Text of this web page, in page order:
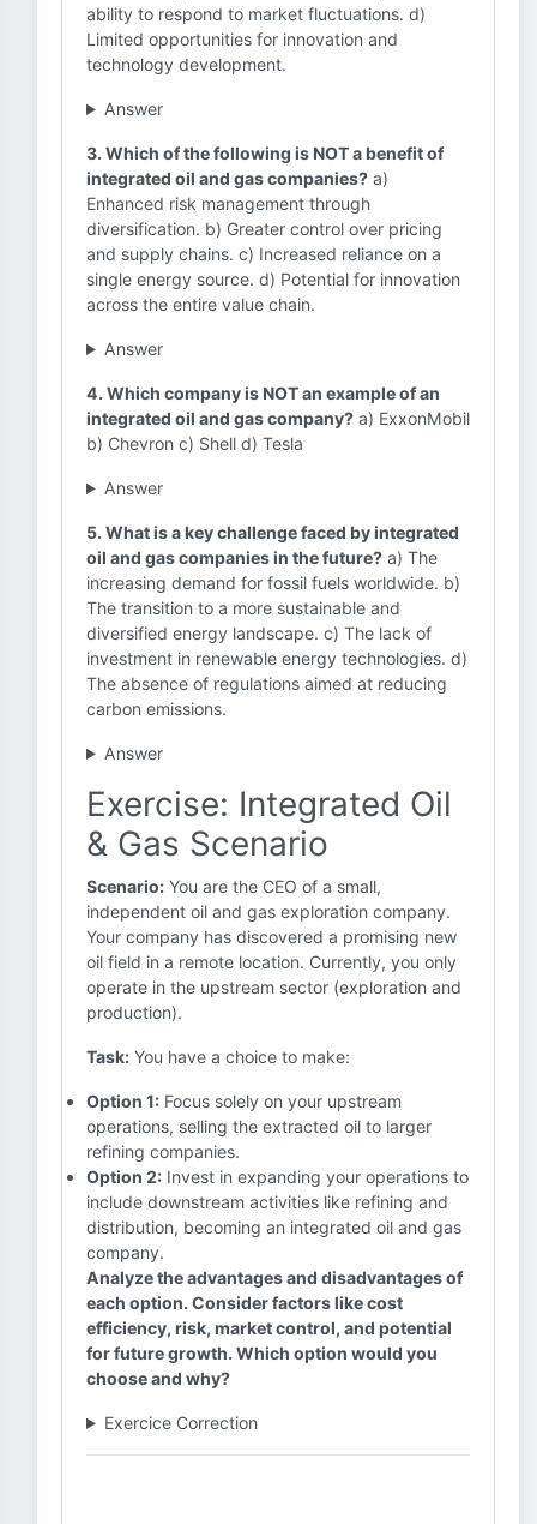
ability to respond to market fluctuations. d)
Limited opportunities for innovation and
technology development.
Answer
3. Which of the following is NOT a benefit of
integrated oil and gas companies? a)
Enhanced risk management through
diversification. b) Greater control over pricing
and supply chains. c) Increased reliance on a
single energy source. d) Potential for innovation
across the entire value chain.
Answer
4. Which company is NOT an example of an
integrated oil and gas company? a) ExxonMobil
b) Chevron c) Shell d) Tesla
Answer
5. What is a key challenge faced by integrated
oil and gas companies in the future? a) The
increasing demand for fossil fuels worldwide. b)
The transition to a more sustainable and
diversified energy landscape. c) The lack of
investment in renewable energy technologies. d)
The absence of regulations aimed at reducing
carbon emissions.
Answer
Exercise: Integrated Oil
& Gas Scenario
Scenario: You are the CEO of a small,
independent oil and gas exploration company.
Your company has discovered a promising new
oil field in a remote location. Currently, you only
operate in the upstream sector (exploration and
production).
Task: You have a choice to make:
Option 1: Focus solely on your upstream
operations, selling the extracted oil to larger
refining companies.
Option 2: Invest in expanding your operations to
include downstream activities like refining and
distribution, becoming an integrated oil and gas
company.
Analyze the advantages and disadvantages of
each option. Consider factors like cost
efficiency, risk, market control, and potential
for future growth. Which option would you
choose and why?
Exercice Correction